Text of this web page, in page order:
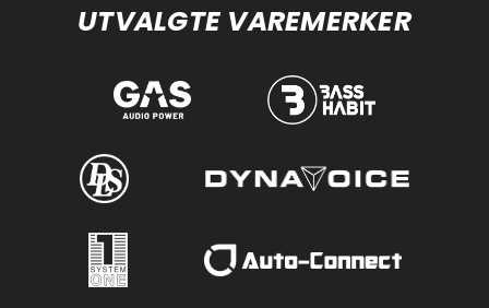
UTVALGTE VAREMERKER